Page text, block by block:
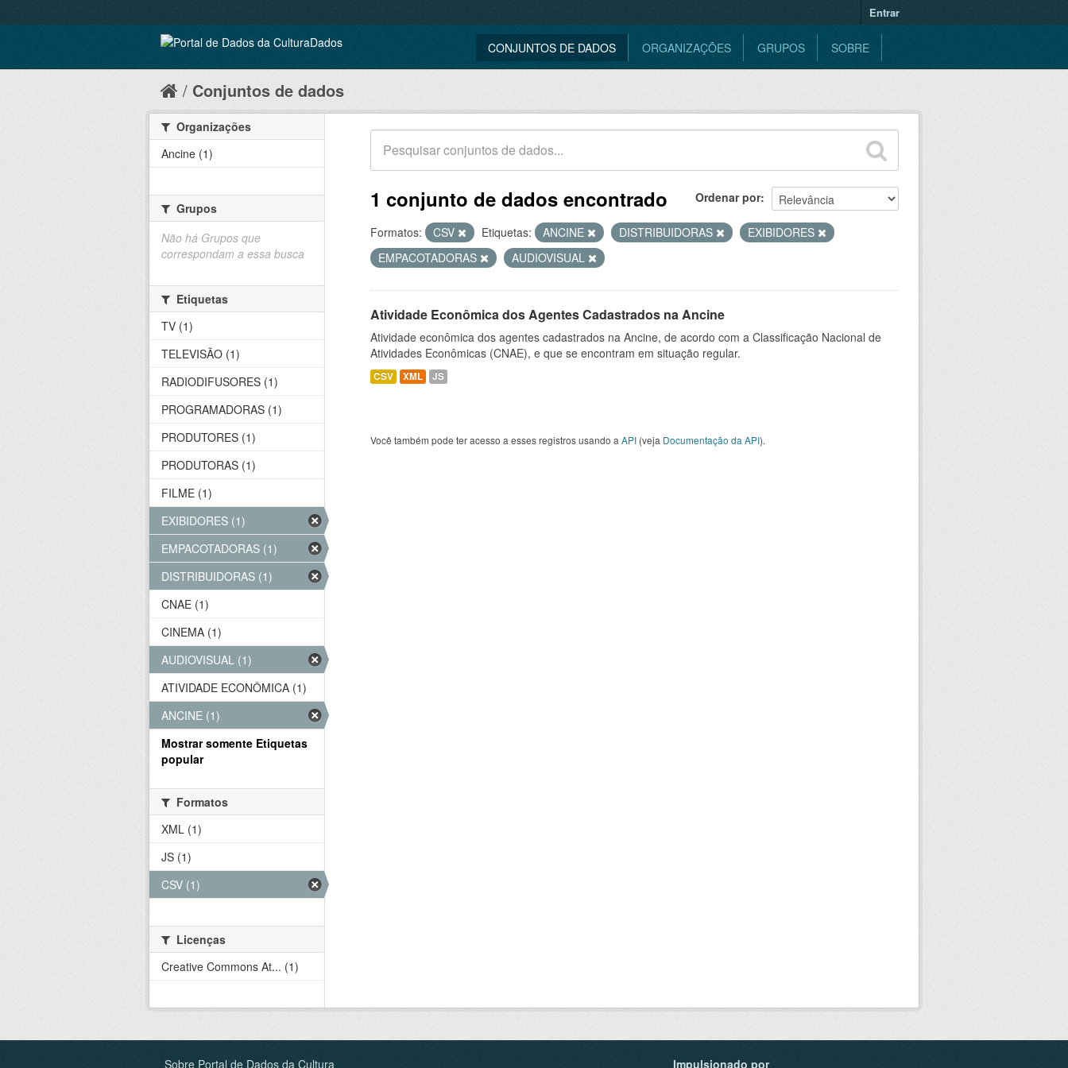
Entrar
CONJUNTOS DE DADOS ORGANIZAÇÕES GRUPOS SOBRE
Conjuntos de dados
Ordenar por
1 conjunto de dados encontrado
Formatos: CSV Etiquetas: ANCINE DISTRIBUIDORAS
EXIBIDORES
EMPACOTADORAS
AUDIOVISUAL
Atividade Econômica dos Agentes Cadastrados na Ancine
Atividade econômica dos agentes cadastrados na Ancine, de acordo com a Classificação Nacional de
Atividades Econômicas (CNAE), e que se encontram em situação regular.
CSV XML JS
Você também pode ter acesso a esses registros usando a API (veja Documentação da API).
Organizações
Ancine (1)
Grupos
Não há Grupos que
correspondam a essa busca
Etiquetas
TV (1)
TELEVISÃO (1)
RADIODIFUSORES (1)
PROGRAMADORAS (1)
PRODUTORES (1)
PRODUTORAS (1)
FILME (1)
EXIBIDORES (1)
EMPACOTADORAS (1)
DISTRIBUIDORAS (1)
CNAE (1)
CINEMA (1)
AUDIOVISUAL (1)
ATIVIDADE ECONÔMICA (1)
ANCINE (1)
Mostrar somente Etiquetas
popular
Formatos
XML (1)
JS (1)
CSV (1)
Licenças
Creative Commons At... (1)
Sobre Portal de Dados da Cultura Impulsionado por